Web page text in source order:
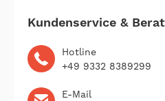
Kundenservice &
Hotline
+49 9332 8389299
E-Mail